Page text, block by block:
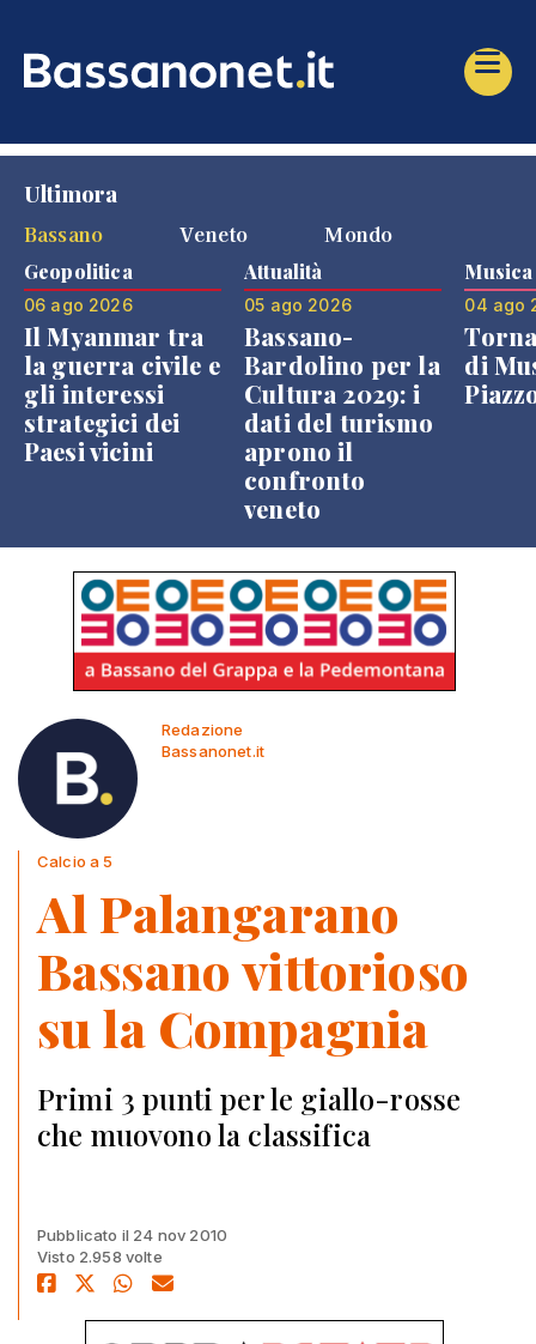
Ultimora
Bassano
Veneto Mondo
Geopolitica
06 ago 2026
Il Myanmar tra
la guerra civile e
gli interessi
strategici dei
Paesi vicini
Attualità
05 ago 2026
Bassano-
Bardolino per la
Cultura 2029: i
dati del turismo
aprono il
confronto
veneto
Musica
04 ago
di
Redazione
Bassanonet.it
Calcio a 5
Al Palangarano
Bassano vittorioso
su la Compagnia
Primi 3 punti per le giallo-rosse
che muovono la classifica
Pubblicato il 24 nov 2010
Visto 2.958 volte